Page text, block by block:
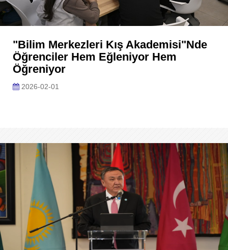
"Bilim Merkezleri Kış Akademisi"nde
Öğrenciler Hem Eğleniyor Hem
Öğreniyor
2026-02-01